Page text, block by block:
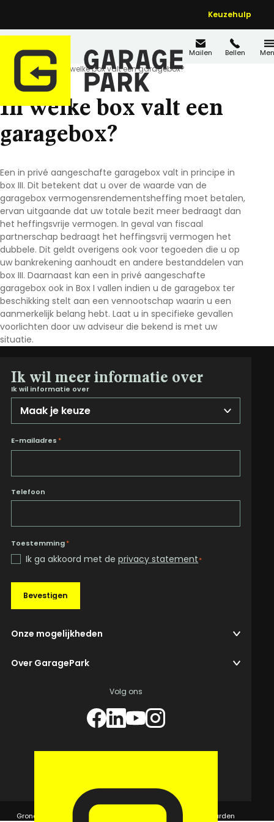
Keuzehulp
Mailen Bellen
FAQ's In welke box valt een garagebox?
In welke box valt een
garagebox?
Een in privé aangeschafte garagebox valt in principe in
box III. Dit betekent dat u over de waarde van de
garagebox vermogensrendementsheffing moet betalen,
ervan uitgaande dat uw totale bezit meer bedraagt dan
het heffingsvrije vermogen. In geval van fiscaal
partnerschap bedraagt het heffingsvrij vermogen het
dubbele. Dit geldt overigens ook voor tegoeden die u op
uw bankrekening aanhoudt en andere bestanddelen van
box III. Daarnaast kan een in privé aangeschafte
garagebox ook in Box I vallen indien u de garagebox ter
beschikking stelt aan een vennootschap waarin u een
aanmerkelijk belang hebt. Laat u in specifieke gevallen
voorlichten door uw adviseur die bekend is met uw
situatie.
Ik wil meer informatie over
Ik wil informatie over
E-mailadres *
Telefoon
Toestemming*
Ik ga akkoord met deprivacy statement*
Bevestigen
Onze mogelijkheden
Over GaragePark
Volg ons
© 2026 GaragePark.
Grondposities
365Beheer & GaragePark Algemene voorwaarden